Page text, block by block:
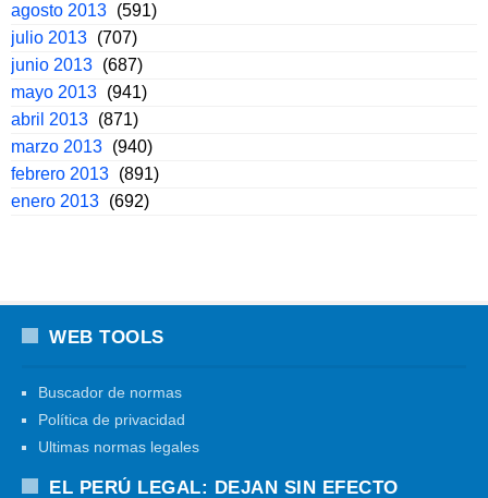
agosto 2013 (591)
julio 2013 (707)
junio 2013 (687)
mayo 2013 (941)
abril 2013 (871)
marzo 2013 (940)
febrero 2013 (891)
enero 2013 (692)
WEB TOOLS
Buscador de normas
Política de privacidad
Ultimas normas legales
EL PERÚ LEGAL: DEJAN SIN EFECTO